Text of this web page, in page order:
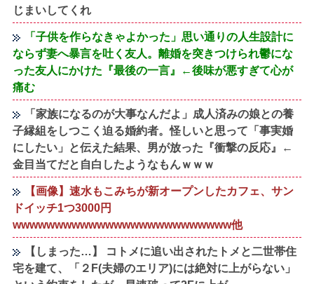
じまいしてくれ
「子供を作らなきゃよかった」思い通りの人生設計に
ならず妻へ暴言を吐く友人。離婚を突きつけられ鬱にな
った友人にかけた『最後の一言』←後味が悪すぎて心が
痛む
「家族になるのが大事なんだよ」成人済みの娘との養
子縁組をしつこく迫る婚約者。怪しいと思って「事実婚
にしたい」と伝えた結果、男が放った『衝撃の反応』←
金目当てだと自白したようなもんｗｗｗ
【画像】速水もこみちが新オープンしたカフェ、サン
ドイッチ1つ3000円
wwwwwwwwwwwwwwwwwwwwwwwwww他
【しまった…】 コトメに追い出されたトメと二世帯住
宅を建て、「２F(夫婦のエリア)には絶対に上がらない」